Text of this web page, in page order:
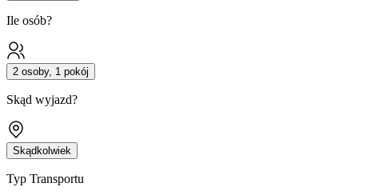
Ile osób?
2 osoby, 1 pokój
Skąd wyjazd?
Skądkolwiek
Typ Transportu